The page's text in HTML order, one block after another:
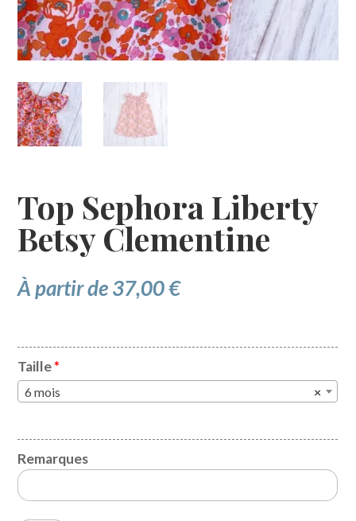
Top Sephora Liberty
Betsy Clementine
À partir de37,00€
Taille*
×
6 mois
Remarques